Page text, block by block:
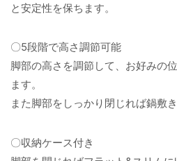
と安定性を保ちます。
〇5段階で高さ調節可能
脚部の高さを調節して、お好みの
ます。
また脚部をしっかり閉じれば鍋敷き
〇収納ケース付き